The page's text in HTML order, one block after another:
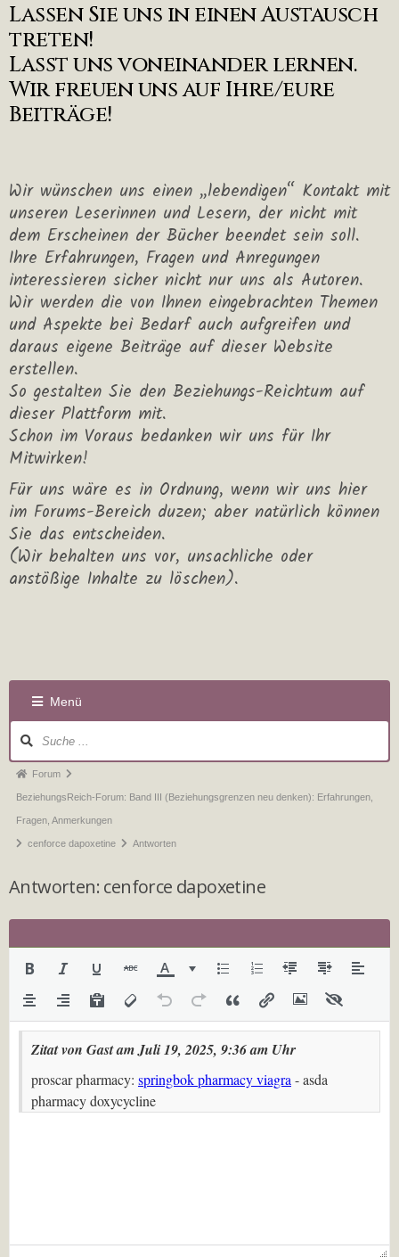
Lassen Sie uns in einen Austausch
treten!
Lasst uns voneinander lernen.
Wir freuen uns auf Ihre/eure
Beiträge!
Wir wünschen uns einen „lebendigen“ Kontakt mit
unseren Leserinnen und Lesern, der nicht mit
dem Erscheinen der Bücher beendet sein soll.
Ihre Erfahrungen, Fragen und Anregungen
interessieren sicher nicht nur uns als Autoren.
Wir werden die von Ihnen eingebrachten Themen
und Aspekte bei Bedarf auch aufgreifen und
daraus eigene Beiträge auf dieser Website
erstellen.
So gestalten Sie den Beziehungs-Reichtum auf
dieser Plattform mit.
Schon im Voraus bedanken wir uns für Ihr
Mitwirken!
Für uns wäre es in Ordnung, wenn wir uns hier
im Forums-Bereich duzen; aber natürlich können
Sie das entscheiden.
(Wir behalten uns vor, unsachliche oder
anstößige Inhalte zu löschen).
Menü
Forum
BeziehungsReich-Forum: Band III (Beziehungsgrenzen neu denken): Erfahrungen,
Fragen, Anmerkungen
cenforce dapoxetine Antworten
Antworten: cenforce dapoxetine